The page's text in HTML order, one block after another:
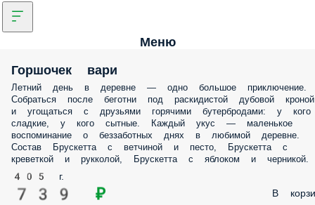
Меню
Горшочек вари
Летний день в деревне — одно большое приключение.
Собраться после беготни под раскидистой дубовой кроной
и угощаться с друзьями горячими бутербродами: у кого
сладкие, у кого сытные. Каждый укус — маленькое
воспоминание о беззаботных днях в любимой деревне.
Состав Брускетта с ветчиной и песто, Брускетта с
креветкой и рукколой, Брускетта с яблоком и черникой.
405 г.
739 ₽ В